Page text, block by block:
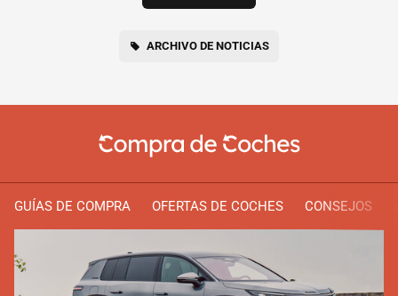
ARCHIVO DE NOTICIAS
GUÍAS DE COMPRA OFERTAS DE COCHES CONSEJOS